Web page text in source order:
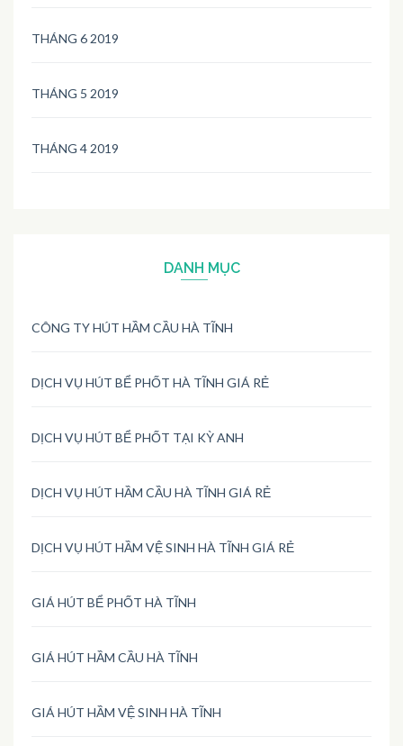
THÁNG 6 2019
THÁNG 5 2019
THÁNG 4 2019
DANH MỤC
CÔNG TY HÚT HẦM CẦU HÀ TĨNH
DỊCH VỤ HÚT BỂ PHỐT HÀ TĨNH GIÁ RẺ
DỊCH VỤ HÚT BỂ PHỐT TẠI KỲ ANH
DỊCH VỤ HÚT HẦM CẦU HÀ TĨNH GIÁ RẺ
DỊCH VỤ HÚT HẦM VỆ SINH HÀ TĨNH GIÁ RẺ
GIÁ HÚT BỂ PHỐT HÀ TĨNH
GIÁ HÚT HẦM CẦU HÀ TĨNH
GIÁ HÚT HẦM VỆ SINH HÀ TĨNH